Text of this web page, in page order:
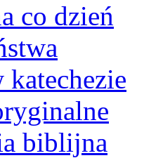
co dzień
biblijna